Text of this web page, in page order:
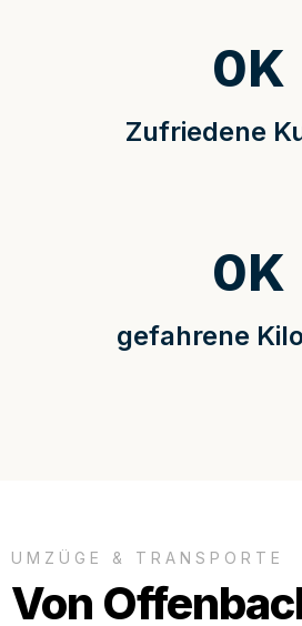
Zufriedene
0K
gefahrene
0K
UMZÜGE & TRANSPORTE
Von